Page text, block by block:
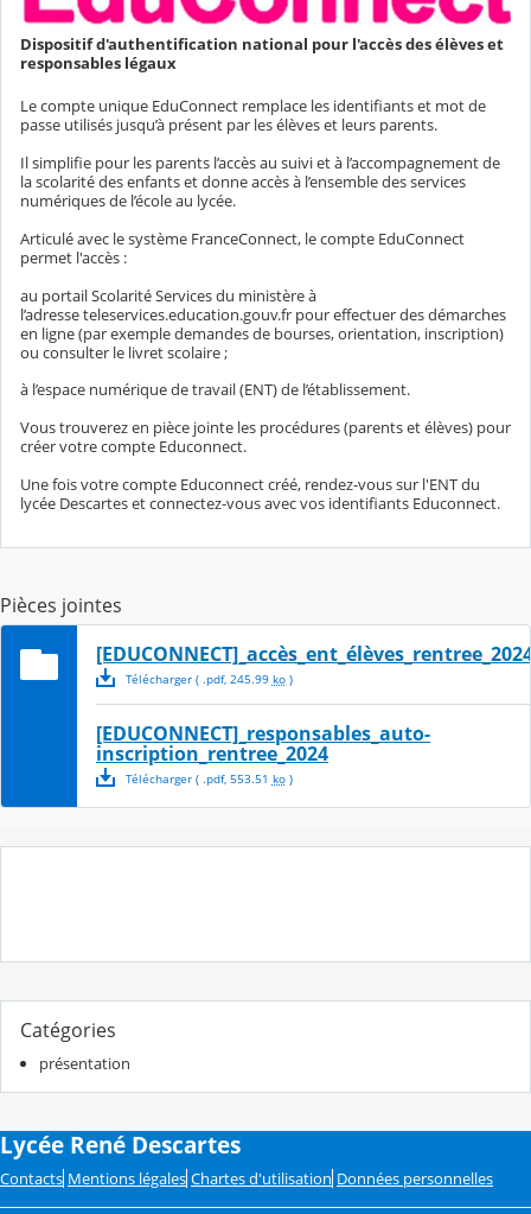
Dispositif d'authentification national pour l'accès des élèves et
responsables légaux
Le compte unique EduConnect remplace les identifiants et mot de
passe utilisés jusqu’à présent par les élèves et leurs parents.
Il simplifie pour les parents l’accès au suivi et à l’accompagnement de
la scolarité des enfants et donne accès à l’ensemble des services
numériques de l’école au lycée.
Articulé avec le système FranceConnect, le compte EduConnect
permet l'accès :
au portail Scolarité Services du ministère à
l’adresse teleservices.education.gouv.fr pour effectuer des démarches
en ligne (par exemple demandes de bourses, orientation, inscription)
ou consulter le livret scolaire ;
à l’espace numérique de travail (ENT) de l’établissement.
Vous trouverez en pièce jointe les procédures (parents et élèves) pour
créer votre compte Educonnect.
Une fois votre compte Educonnect créé, rendez-vous sur l'ENT du
lycée Descartes et connectez-vous avec vos identifiants Educonnect.
Pièces jointes
Télécharger( .pdf, 245.99 ko)
[EDUCONNECT]_responsables_auto-
inscription_rentree_2024
Télécharger( .pdf, 553.51 ko)
Catégories
présentation
Lycée René Descartes
Contacts Mentions légales Chartes d'utilisation Données personnelles